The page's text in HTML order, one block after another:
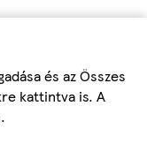
és az Összes
kattintva is. A